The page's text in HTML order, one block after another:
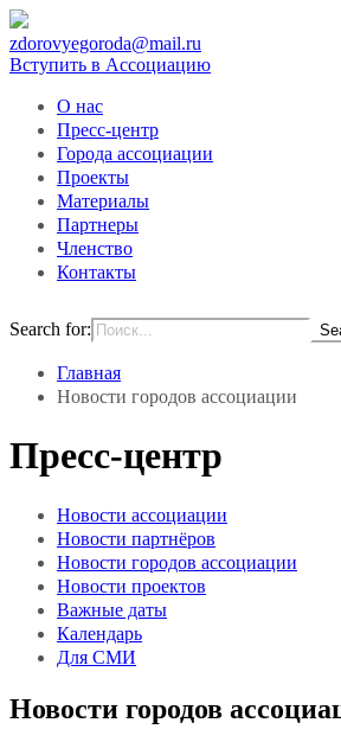
zdorovyegoroda@mail.ru
Вступить в Ассоциацию
О нас
Пресс-центр
Города ассоциации
Проекты
Материалы
Партнеры
Членство
Контакты
Search for:
Главная
Новости городов ассоциации
Пресс-центр
Новости ассоциации
Новости партнёров
Новости городов ассоциации
Новости проектов
Важные даты
Календарь
Для СМИ
Новости городов